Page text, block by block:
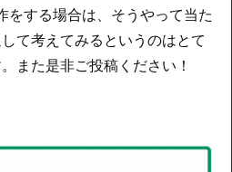
をする場合は、そうやって当た
て考えてみるというのはとて
また是非ご投稿ください！